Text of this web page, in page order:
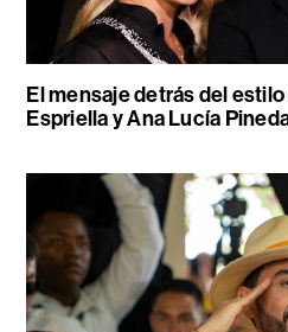
El mensaje detrás del
Espriella y Ana Lucía